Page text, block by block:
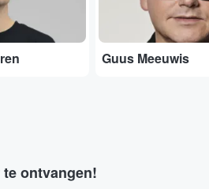
Guus Meeuwis
ontvangen!